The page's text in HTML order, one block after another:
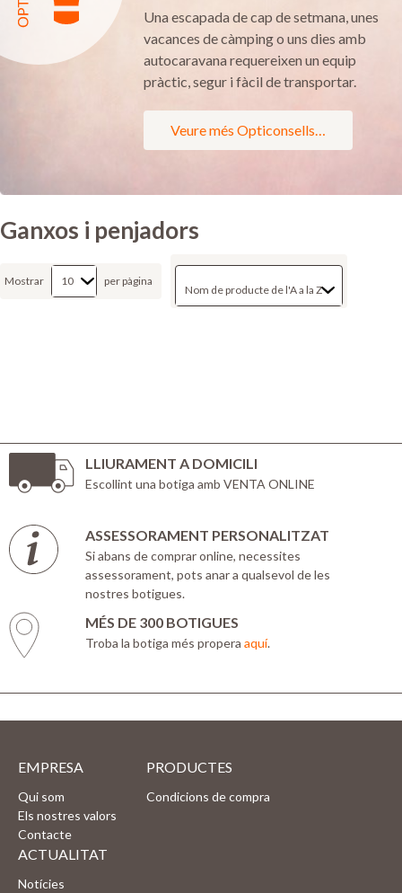
Una escapada de cap de setmana, unes
vacances de càmping o uns dies amb
autocaravana requereixen un equip
pràctic, segur i fàcil de transportar.
Veure més Opticonsells…
Ganxos i penjadors
Mostrar per pàgina
LLIURAMENT A DOMICILI
Escollint una botiga amb VENTA ONLINE
ASSESSORAMENT PERSONALITZAT
Si abans de comprar online, necessites
assessorament, pots anar a qualsevol de les
nostres botigues.
MÉS DE 300 BOTIGUES
Troba la botiga més propera aquí.
EMPRESA
Qui som
Els nostres valors
Contacte
PRODUCTES
Condicions de compra
ACTUALITAT
Notícies